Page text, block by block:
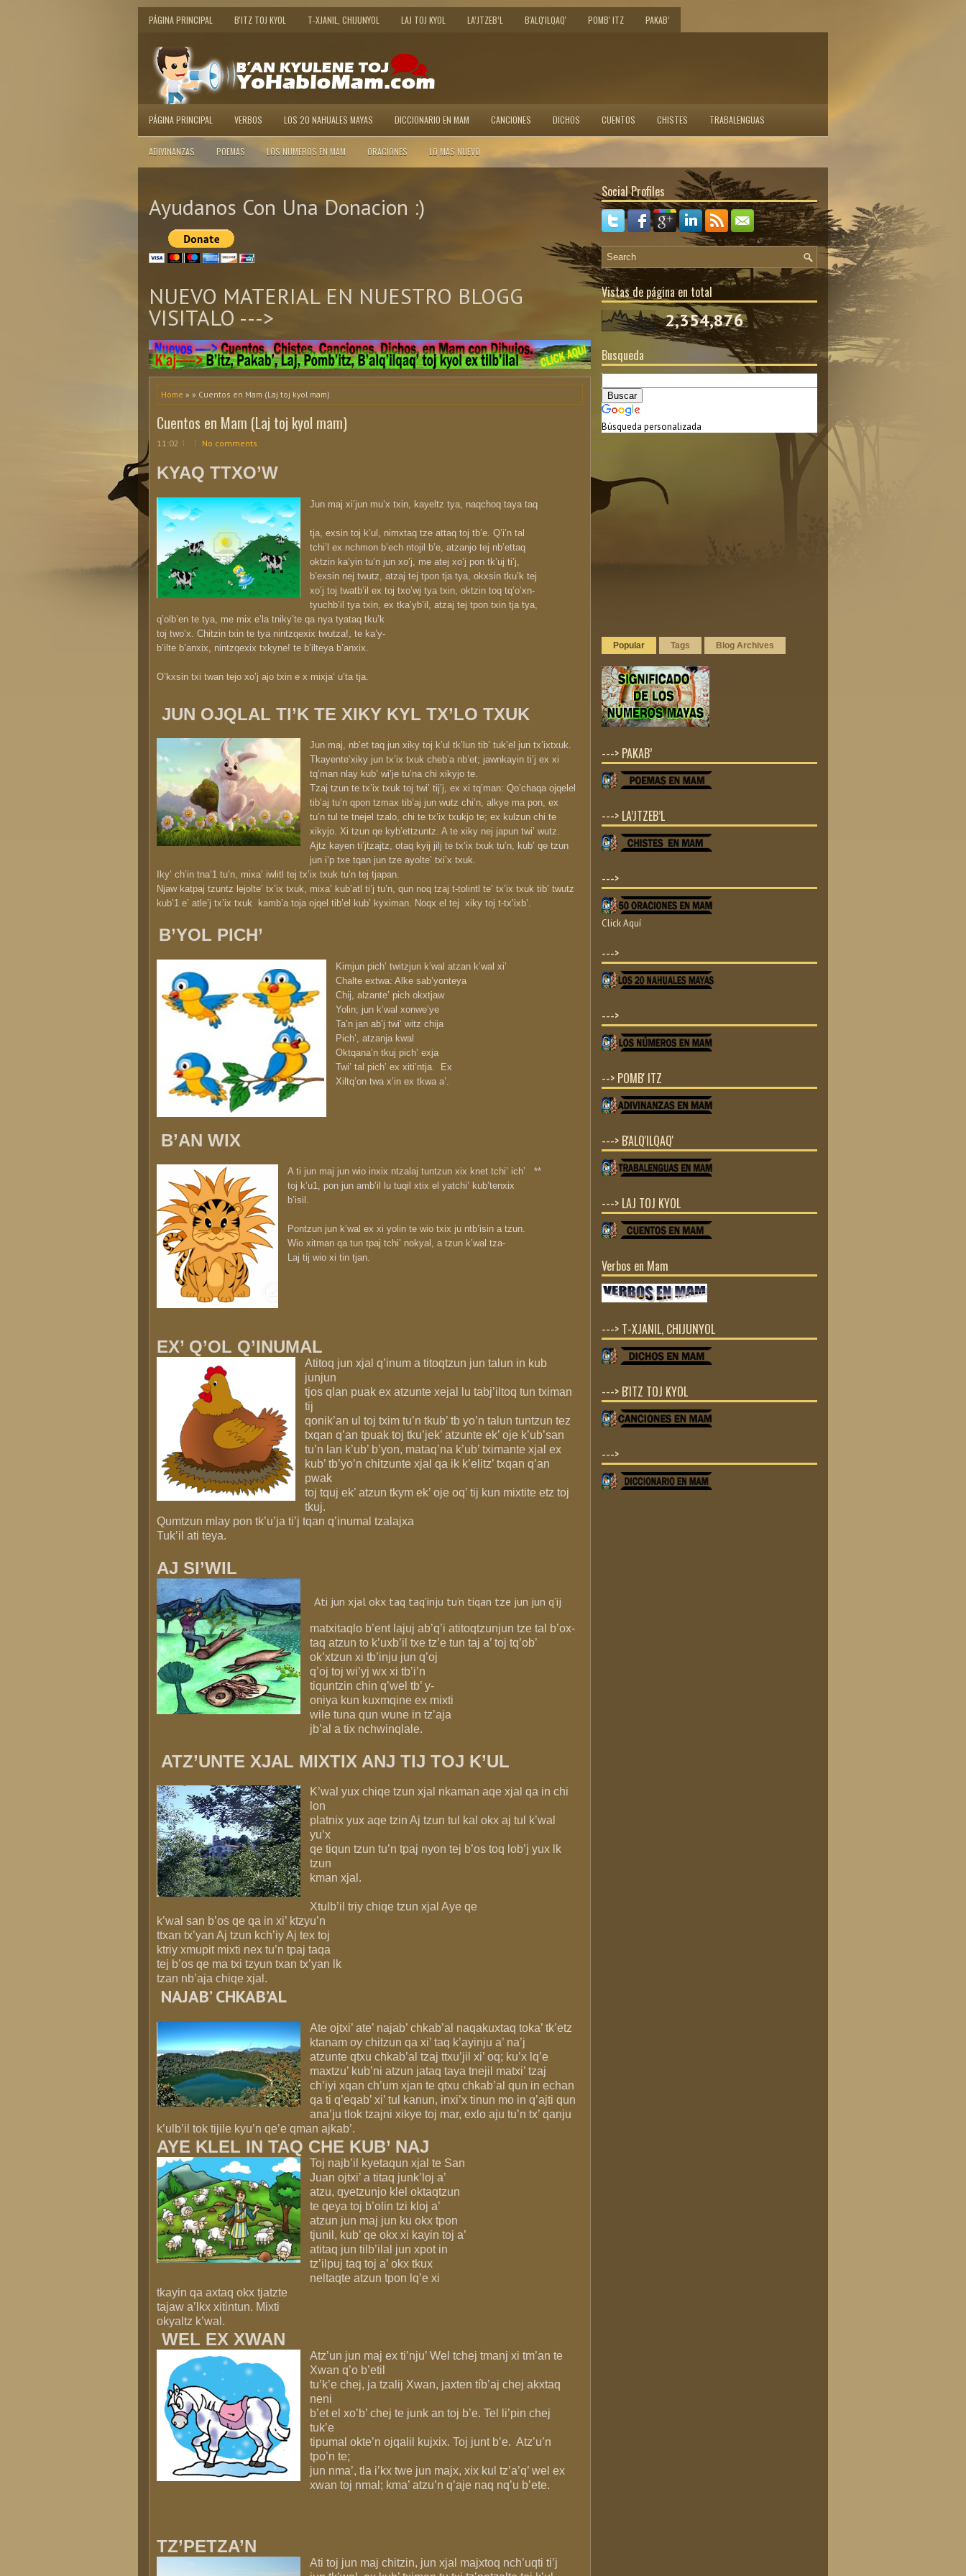
PÁGINA PRINCIPAL B'ITZ TOJ KYOL T-XJANIL, CHIJUNYOL LAJ TOJ KYOL LA’JTZEB’L B'ALQ'ILQAQ' POMB' ITZ PAKAB’
PÁGINA PRINCIPAL VERBOS LOS 20 NAHUALES MAYAS DICCIONARIO EN MAM CANCIONES DICHOS CUENTOS CHISTES TRABALENGUAS
ADIVINANZAS POEMAS LOS NUMEROS EN MAM ORACIONES LO MAS NUEVO
Ayudanos Con Una Donacion :)
NUEVO MATERIAL EN NUESTRO BLOGG
VISITALO --->
Home » » Cuentos en Mam (Laj toj kyol mam)
Cuentos en Mam (Laj toj kyol mam)
11:02 No comments
KYAQ TTXO’W
Jun maj xi’jun mu’x txin, kayeltz tya, naqchoq taya taq
tja, exsin toj k’ul, nimxtaq tze attaq toj tb’e. Q’i’n tal
tchi’l ex nchmon b’ech ntojil b’e, atzanjo tej nb’ettaq
oktzin ka’yin tu’n jun xo’j, me atej xo’j pon tk’uj ti’j,
b’exsin nej twutz, atzaj tej tpon tja tya, okxsin tku’k tej
xo’j toj twatb’il ex toj txo’wj tya txin, oktzin toq tq’o’xn-
tyuchb’il tya txin, ex tka’yb’il, atzaj tej tpon txin tja tya,
q’olb’en te tya, me mix e’la tniky’te qa nya tyataq tku’k
toj two’x. Chitzin txin te tya nintzqexix twutza!, te ka’y-
b’ilte b’anxix, nintzqexix txkyne! te b’ilteya b’anxix.
O’kxsin txi twan tejo xo’j ajo txin e x mixja’ u’ta tja.
JUN OJQLAL TI’K TE XIKY KYL TX’LO TXUK
Jun maj, nb’et taq jun xiky toj k’ul tk’lun tib’ tuk’el jun tx’ixtxuk.
Tkayente’xiky jun tx’ix txuk cheb’a nb’et; jawnkayin ti’j ex xi
tq’man nlay kub’ wi’je tu’na chi xikyjo te.
Tzaj tzun te tx’ix txuk toj twi’ tij’j, ex xi tq’man: Qo’chaqa ojqelel
tib’aj tu’n qpon tzmax tib’aj jun wutz chi’n, alkye ma pon, ex
tu’n tul te tnejel tzalo, chi te tx’ix txukjo te; ex kulzun chi te
xikyjo. Xi tzun qe kyb’ettzuntz. A te xiky nej japun twi’ wutz.
Ajtz kayen ti’jtzajtz, otaq kyij jilj te tx’ix txuk tu’n, kub’ qe tzun
jun i’p txe tqan jun tze ayolte’ txi’x txuk.
Iky’ ch’in tna’1 tu’n, mixa’ iwlitl tej tx’ix txuk tu’n tej tjapan.
Njaw katpaj tzuntz lejolte’ tx’ix txuk, mixa’ kub’atl ti’j tu’n, qun noq tzaj t-tolintl te’ tx’ix txuk tib’ twutz
kub’1 e’ atle’j tx’ix txuk kamb’a toja ojqel tib’el kub’ kyximan. Noqx el tej xiky toj t-tx’ixb’
B’YOL PICH’
Kimjun pich’ twitzjun k’wal atzan k’wal xi’
Chalte extwa: Alke sab’yonteya
Chij, alzante’ pich okxtjaw
Yolin; jun k’wal xonwe’ye
Ta’n jan ab’j twi’ witz chija
Pich’, atzanja kwal
Oktqana’n tkuj pich’ exja
Twi’ tal pich’ ex xiti’ntja. Ex
Xiltq’on twa x’in ex tkwa a’.
B’AN WIX
A ti jun maj jun wio inxix ntzalaj tuntzun xix knet tchi’ ich’ **
toj k’u1, pon jun amb’il lu tuqil xtix el yatchi’ kub’tenxix
b’isil.
Pontzun jun k’wal ex xi yolin te wio txix ju ntb’isin a tzun.
Wio xitman qa tun tpaj tchi’ nokyal, a tzun k’wal tza-
Laj tij wio xi tin tjan.
EX’ Q’OL Q’INUMAL
Atitoq jun xjal q’inum a titoqtzun jun talun in kub
junjun
tjos qlan puak ex atzunte xejal lu tabj’iltoq tun tximan
tij
qonik’an ul toj txim tu’n tkub’ tb yo’n talun tuntzun tez
txqan q’an tpuak toj tku’jek’ atzunte ek’ oje k’ub’san
tu’n lan k’ub’ b’yon, mataq’na k’ub’ tximante xjal ex
kub’ tb’yo’n chitzunte xjal qa ik k’elitz’ txqan q’an
pwak
toj tquj ek’ atzun tkym ek’ oje oq’ tij kun mixtite etz toj
tkuj.
Qumtzun mlay pon tk’u’ja ti’j tqan q’inumal tzalajxa
Tuk’il ati teya.
AJ SI’WIL
Ati jun xjal okx taq taq’inju tu’n tiqan tze jun jun q’ij
matxitaqlo b’ent lajuj ab’q’i atitoqtzunjun tze tal b’ox-
taq atzun to k’uxb’il txe tz’e tun taj a’ toj tq’ob’
ok’xtzun xi tb’inju jun q’oj
q’oj toj wi’yj wx xi tb’i’n
tiquntzin chin q’wel tb’ y-
oniya kun kuxmqine ex mixti
wile tuna qun wune in tz’aja
jb’al a tix nchwinqlale.
ATZ’UNTE XJAL MIXTIX ANJ TIJ TOJ K’UL
K’wal yux chiqe tzun xjal nkaman aqe xjal qa in chi
lon
platnix yux aqe tzin Aj tzun tul kal okx aj tul k’wal
yu’x
qe tiqun tzun tu’n tpaj nyon tej b’os toq lob’j yux lk
tzun
kman xjal.
Xtulb’il triy chiqe tzun xjal Aye qe
k’wal san b’os qe qa in xi’ ktzyu’n
ttxan tx’yan Aj tzun kch’iy Aj tex toj
ktriy xmupit mixti nex tu’n tpaj taqa
tej b’os qe ma txi tzyun txan tx’yan lk
tzan nb’aja chiqe xjal.
NAJAB’ CHKAB’AL
Ate ojtxi’ ate’ najab’ chkab’al naqakuxtaq toka’ tk’etz
ktanam oy chitzun qa xi’ taq k’ayinju a’ na’j
atzunte qtxu chkab’al tzaj ttxu’jil xi’ oq; ku’x lq’e
maxtzu’ kub’ni atzun jataq taya tnejil matxi’ tzaj
ch’iyi xqan ch’um xjan te qtxu chkab’al qun in echan
qa ti q’eqab’ xi’ tul kanun, inxi’x tinun mo in q’ajti qun
ana’ju tlok tzajni xikye toj mar, exlo aju tu’n tx’ qanju
k’ulb’il tok tijile kyu’n qe’e qman ajkab’.
AYE KLEL IN TAQ CHE KUB’ NAJ
Toj najb’il kyetaqun xjal te San
Juan ojtxi’ a titaq junk’loj a’
atzu, qyetzunjo klel oktaqtzun
te qeya toj b’olin tzi kloj a’
atzun jun maj jun ku okx tpon
tjunil, kub’ qe okx xi kayin toj a’
atitaq jun tilb’ilal jun xpot in
tz’ilpuj taq toj a’ okx tkux
neltaqte atzun tpon lq’e xi
tkayin qa axtaq okx tjatzte
tajaw a’lkx xitintun. Mixti
okyaltz k’wal.
WEL EX XWAN
Atz’un jun maj ex ti’nju’ Wel tchej tmanj xi tm’an te
Xwan q’o b’etil
tu’k’e chej, ja tzalij Xwan, jaxten tíb’aj chej akxtaq
neni
b’et el xo’b’ chej te junk an toj b’e. Tel li’pin chej
tuk’e
tipumal okte’n ojqalil kujxix. Toj junt b’e. Atz’u’n
tpo’n te;
jun nma’, tla i’kx twe jun majx, xix kul tz’a’q’ wel ex
xwan toj nmal; kma’ atzu’n q’aje naq nq’u b’ete.
TZ’PETZA’N
Ati toj jun maj chitzin, jun xjal majxtoq nch’uqti ti’j
Social Profiles
Vistas de página en total
2,354,876
Busqueda
Búsqueda personalizada
Popular Tags Blog Archives
---> PAKAB’
---> LA’JTZEB’L
--->
Click Aquí
--->
--->
--> POMB' ITZ
---> B'ALQ'ILQAQ'
---> LAJ TOJ KYOL
Verbos en Mam
---> T-XJANIL, CHIJUNYOL
---> B'ITZ TOJ KYOL
--->